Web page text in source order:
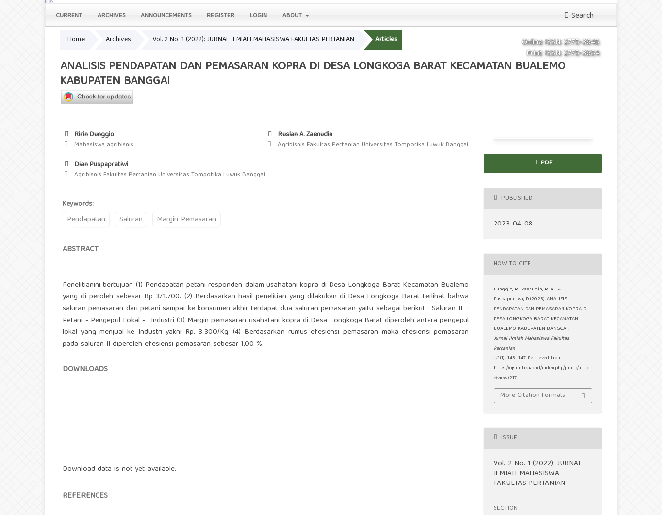
Online ISSN: 2775-3646
Print ISSN: 2775-3654
CURRENT ARCHIVES ANNOUNCEMENTS REGISTER LOGIN ABOUT Search
Home Archives Vol. 2 No. 1 (2022): JURNAL ILMIAH MAHASISWA FAKULTAS PERTANIAN Articles
ANALISIS PENDAPATAN DAN PEMASARAN KOPRA DI DESA LONGKOGA BARAT KECAMATAN BUALEMO
KABUPATEN BANGGAI
Ririn Dunggio
Mahasiswa agribisnis
Ruslan A. Zaenudin
Agribisnis Fakultas Pertanian Universitas Tompotika Luwuk Banggai
Dian Puspapratiwi
Agribisnis Fakultas Pertanian Universitas Tompotika Luwuk Banggai
Keywords:
Pendapatan Saluran Margin Pemasaran
ABSTRACT
Penelitianini bertujuan (1) Pendapatan petani responden dalam usahatani kopra di Desa Longkoga Barat Kecamatan Bualemo
yang di peroleh sebesar Rp 371.700. (2) Berdasarkan hasil penelitian yang dilakukan di Desa Longkoga Barat terlihat bahwa
saluran pemasaran dari petani sampai ke konsumen akhir terdapat dua saluran pemasaran yaitu sebagai berikut : Saluran II :
Petani - Pengepul Lokal - Industri (3) Margin pemasaran usahatani kopra di Desa Longkoga Barat diperoleh antara pengepul
lokal yang menjual ke Industri yakni Rp. 3.300/Kg. (4) Berdasarkan rumus efesiensi pemasaran maka efesiensi pemasaran
pada saluran II diperoleh efesiensi pemasaran sebesar 1,00 %.
DOWNLOADS
Download data is not yet available.
REFERENCES
PDF
PUBLISHED
2023-04-08
HOW TO CITE
Dunggio, R., Zaenudin, R. A. ., &
Puspapratiwi, D. (2023). ANALISIS
PENDAPATAN DAN PEMASARAN KOPRA DI
DESA LONGKOGA BARAT KECAMATAN
BUALEMO KABUPATEN BANGGAI.
Jurnal Ilmiah Mahasiswa Fakultas
Pertanian
,2 (1), 143–147. Retrieved from
https://ojs.untika.ac.id/index.php/jimfp/articl
e/view/217
More Citation Formats
ISSUE
Vol. 2 No. 1 (2022): JURNAL
ILMIAH MAHASISWA
FAKULTAS PERTANIAN
SECTION